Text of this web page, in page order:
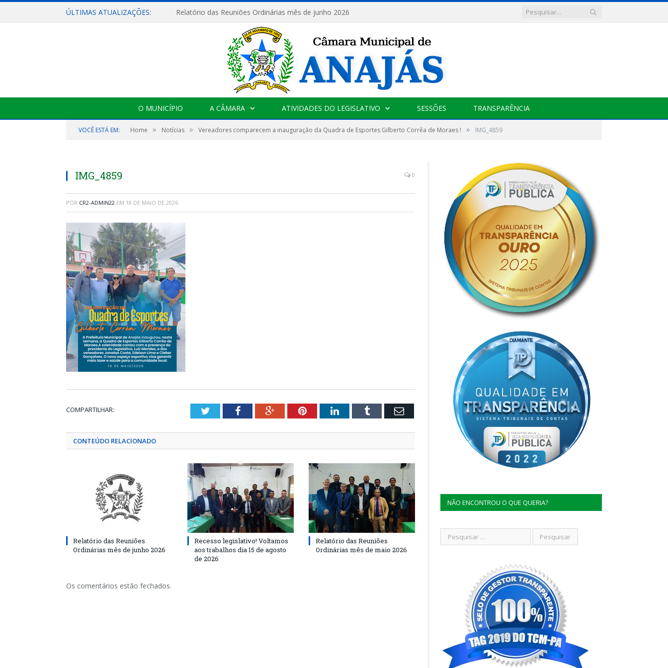
ÚLTIMAS ATUALIZAÇÕES: Relatório das Reuniões Ordinárias mês de junho 2026
O MUNICÍPIO A CÂMARA ATIVIDADES DO LEGISLATIVO SESSÕES TRANSPARÊNCIA
VOCÊ ESTÁ EM: Home » Notícias » Vereadores comparecem a inauguração da Quadra de Esportes Gilberto Corrêa de Moraes ! » IMG_4859
IMG_4859 0
POR CR2-ADMIN22 EM 18 DE MAIO DE 2026
COMPARTILHAR: TwitterFacebookGoogle+PinterestLinkedInTumblr Email
CONTEÚDO RELACIONADO
Relatório das Reuniões
Ordinárias mês de junho 2026
Recesso legislativo! Voltamos
aos trabalhos dia 15 de agosto
de 2026
Relatório das Reuniões
Ordinárias mês de maio 2026
Os comentários estão fechados.
NÃO ENCONTROU O QUE QUERIA?